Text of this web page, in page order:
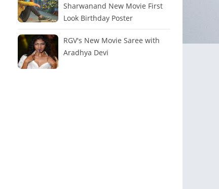
Sharwanand New Movie First
Look Birthday Poster
RGV's New Movie Saree with
Aradhya Devi